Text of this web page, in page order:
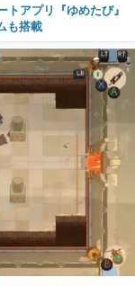
アプリ『ゆめたび』
も搭載